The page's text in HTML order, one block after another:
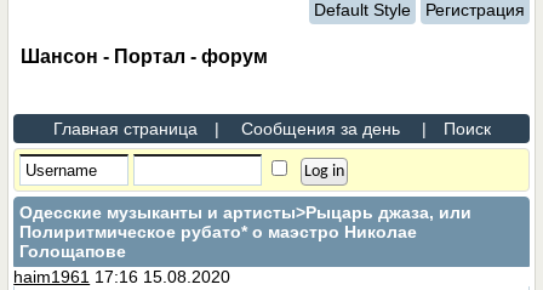
Default Style Регистрация
Шансон - Портал - форум
Главная страница | Сообщения за день | Поиск
Одесские музыканты и артисты>Рыцарь джаза, или
Полиритмическое рубато* о маэстро Николае
Голощапове
haim1961 17:16 15.08.2020